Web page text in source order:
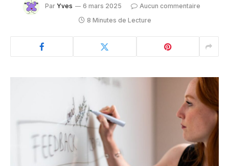
Par Yves 6 mars 2025
Aucun commentaire
8 Minutes de Lecture